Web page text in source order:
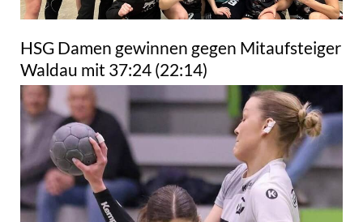
HSG Damen gewinnen gegen Mitaufsteiger
Waldau mit 37:24 (22:14)